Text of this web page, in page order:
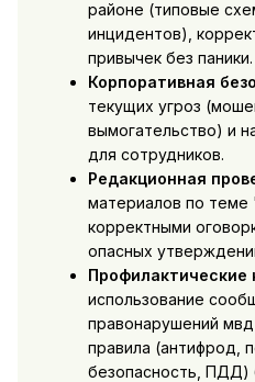
районе (типовые
инцидентов),
привычек без паники.
Корпоративная
текущих угроз
вымогательство) и
для сотрудников.
Редакционная
материалов по теме
корректными
опасных
Профилактические
использование
правонарушений
правила (антифрод,
безопасность, ПДД)